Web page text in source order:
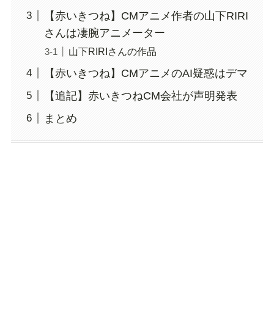
【赤いきつね】CMアニメ作者の山下RIRI
さんは凄腕アニメーター
山下RIRIさんの作品
【赤いきつね】CMアニメのAI疑惑はデマ
【追記】赤いきつねCM会社が声明発表
まとめ